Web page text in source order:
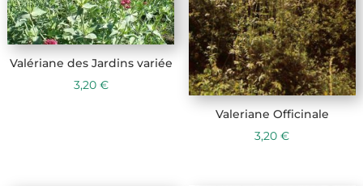
Valériane des Jardins variée
3,20 €
Valeriane Officinale
3,20€